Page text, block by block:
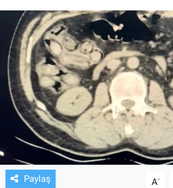
Paylaş A-
ALT LIGLER
TV VE SİNEMA
BASKETBOL
SAĞLIK
GENEL
KÜLTÜR SANAT